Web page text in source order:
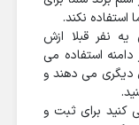
نکند.
نفر قبلا ازش
دامنه استفاده می
دیگری می دهند و
کنید برای ثبت و